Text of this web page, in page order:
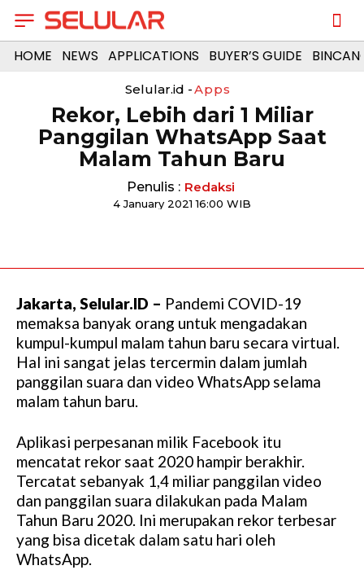
HOME NEWS APPLICATIONS BUYER’S GUIDE
Selular.id -Apps
Rekor, Lebih dari 1 Miliar
Panggilan WhatsApp Saat
Malam Tahun Baru
Penulis : Redaksi
4 January 2021 16:00 WIB
Jakarta, Selular.ID – Pandemi COVID-19
memaksa banyak orang untuk mengadakan
kumpul-kumpul malam tahun baru secara virtual.
Hal ini sangat jelas tercermin dalam jumlah
panggilan suara dan video WhatsApp selama
malam tahun baru.
Aplikasi perpesanan milik Facebook itu
mencatat rekor saat 2020 hampir berakhir.
Tercatat sebanyak 1,4 miliar panggilan video
dan panggilan suara dilakukan pada Malam
Tahun Baru 2020. Ini merupakan rekor terbesar
yang bisa dicetak dalam satu hari oleh
WhatsApp.